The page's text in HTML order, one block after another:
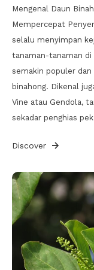
Mengenal Daun
Mempercepat
selalu menyimpan
tanaman-tanaman di
semakin populer dan
binahong. Dikenal
Vine atau Gendola,
sekadar penghias
Discover